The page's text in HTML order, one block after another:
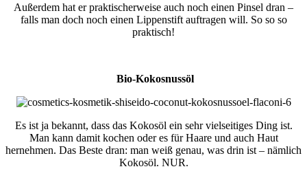
Außerdem hat er praktischerweise auch noch einen Pinsel dran –
falls man doch noch einen Lippenstift auftragen will. So so so
praktisch!
Bio-Kokosnussöl
Es ist ja bekannt, dass das Kokosöl ein sehr vielseitiges Ding ist.
Man kann damit kochen oder es für Haare und auch Haut
hernehmen. Das Beste dran: man weiß genau, was drin ist – nämlich
Kokosöl. NUR.